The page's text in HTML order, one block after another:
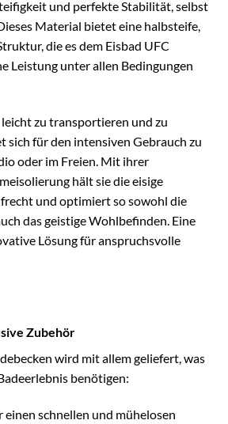
und perfekte Stabilität, selbst
Material bietet eine halbsteife,
die es dem Eisbad UFC
Leistung unter allen Bedingungen
zu transportieren und zu
sich für den intensiven Gebrauch zu
oder im Freien. Mit ihrer
hält sie die eisige
und optimiert so sowohl die
das geistige Wohlbefinden. Eine
Lösung für anspruchsvolle
Zubehör
wird mit allem geliefert, was
benötigen:
schnellen und mühelosen